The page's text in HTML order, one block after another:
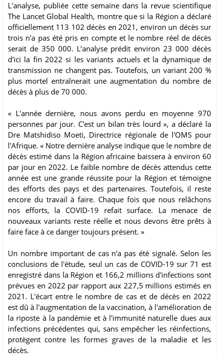
L'analyse, publiée cette semaine dans la revue scientifique
The Lancet Global Health, montre que si la Région a déclaré
officiellement 113 102 décès en 2021, environ un décès sur
trois n'a pas été pris en compte et le nombre réel de décès
serait de 350 000. L’analyse prédit environ 23 000 décès
d'ici la fin 2022 si les variants actuels et la dynamique de
transmission ne changent pas. Toutefois, un variant 200 %
plus mortel entraînerait une augmentation du nombre de
décès à plus de 70 000.
« L'année dernière, nous avons perdu en moyenne 970
personnes par jour. C'est un bilan très lourd », a déclaré la
Dre Matshidiso Moeti, Directrice régionale de l'OMS pour
l'Afrique. « Notre dernière analyse indique que le nombre de
décès estimé dans la Région africaine baissera à environ 60
par jour en 2022. Le faible nombre de décès attendus cette
année est une grande réussite pour la Région et témoigne
des efforts des pays et des partenaires. Toutefois, il reste
encore du travail à faire. Chaque fois que nous relâchons
nos efforts, la COVID-19 refait surface. La menace de
nouveaux variants reste réelle et nous devons être prêts à
faire face à ce danger toujours présent. »
Un nombre important de cas n'a pas été signalé. Selon les
conclusions de l'étude, seul un cas de COVID-19 sur 71 est
enregistré dans la Région et 166,2 millions d'infections sont
prévues en 2022 par rapport aux 227,5 millions estimés en
2021. L'écart entre le nombre de cas et de décès en 2022
est dû à l'augmentation de la vaccination, à l'amélioration de
la riposte à la pandémie et à l'immunité naturelle dues aux
infections précédentes qui, sans empêcher les réinfections,
protègent contre les formes graves de la maladie et les
décès.